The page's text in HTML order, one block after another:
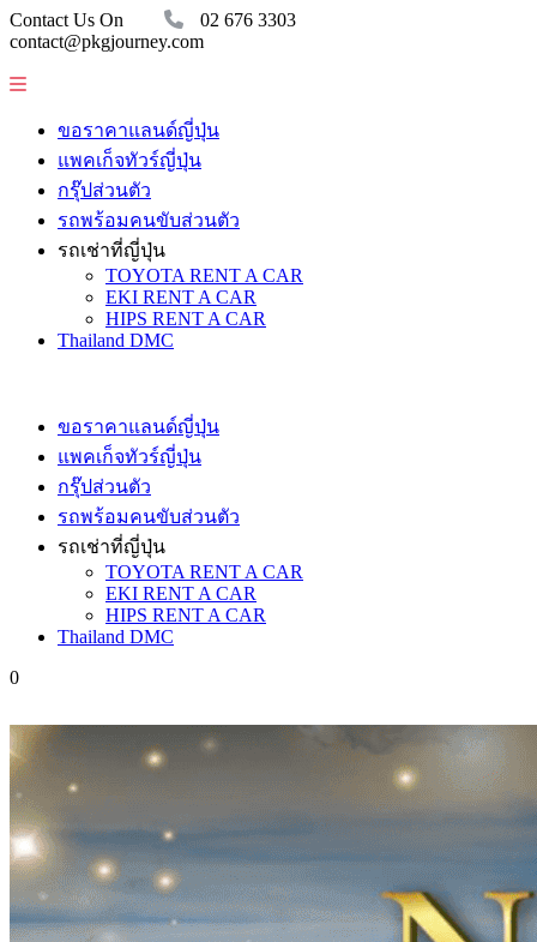
Contact Us On
02 676 3303
contact@pkgjourney.com
ขอราคาแลนด์ญี่ปุ่น
แพคเก็จทัวร์ญี่ปุ่น
กรุ๊ปส่วนตัว
รถพร้อมคนขับส่วนตัว
รถเช่าที่ญี่ปุ่น
TOYOTA RENT A CAR
EKI RENT A CAR
HIPS RENT A CAR
Thailand DMC
ขอราคาแลนด์ญี่ปุ่น
แพคเก็จทัวร์ญี่ปุ่น
กรุ๊ปส่วนตัว
รถพร้อมคนขับส่วนตัว
รถเช่าที่ญี่ปุ่น
TOYOTA RENT A CAR
EKI RENT A CAR
HIPS RENT A CAR
Thailand DMC
0